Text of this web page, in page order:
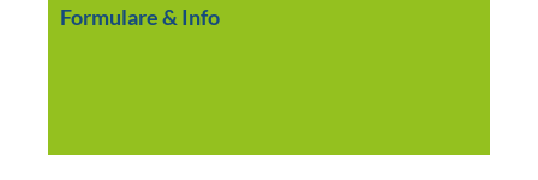
Formulare & Info